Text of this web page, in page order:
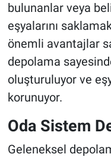
bulunanlar veya
eşyalarını
önemli avantajlar
depolama
oluşturuluyor ve
korunuyor.
Oda Sistem
Geleneksel
Bilim ve